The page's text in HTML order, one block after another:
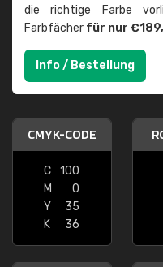
die richtige Farbe
Farbfächer für nur
Info / Bestellung
CMYK-CODE
C
100
M
0
Y
35
K
36